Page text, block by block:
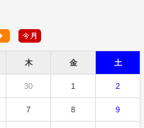
木 金 土
30 1 2
7 8 9